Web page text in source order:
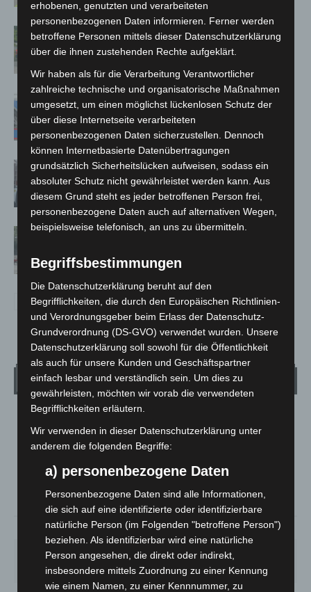
Region Hannover: 21 neue
Notfallsanitäter starten beim Roten
Mann läuft mit Hockeyschläger über
A7 – Polizei sucht Zeugen
Celle: Mensch stirbt bei Bagger-Unfall
auf Baustelle
Gasleitung bei McDonald’s-Umbau in
Wetter
13.9°C
°
90% 1m/s 84%
SA.
27°
SO.
34 °
MO.
27°
DI.
23° 20
erhobenen, genutzten und verarbeiteten
personenbezogenen Daten informieren. Ferner werden
betroffene Personen mittels dieser Datenschutzerklärung
über die ihnen zustehenden Rechte aufgeklärt.
Wir haben als für die Verarbeitung Verantwortlicher
zahlreiche technische und organisatorische Maßnahmen
umgesetzt, um einen möglichst lückenlosen Schutz der
über diese Internetseite verarbeiteten
personenbezogenen Daten sicherzustellen. Dennoch
können Internetbasierte Datenübertragungen
grundsätzlich Sicherheitslücken aufweisen, sodass ein
absoluter Schutz nicht gewährleistet werden kann. Aus
diesem Grund steht es jeder betroffenen Person frei,
personenbezogene Daten auch auf alternativen Wegen,
beispielsweise telefonisch, an uns zu übermitteln.
Begriffsbestimmungen
Die Datenschutzerklärung beruht auf den
Begrifflichkeiten, die durch den Europäischen Richtlinien-
und Verordnungsgeber beim Erlass der Datenschutz-
Grundverordnung (DS-GVO) verwendet wurden. Unsere
Datenschutzerklärung soll sowohl für die Öffentlichkeit
als auch für unsere Kunden und Geschäftspartner
einfach lesbar und verständlich sein. Um dies zu
gewährleisten, möchten wir vorab die verwendeten
Begrifflichkeiten erläutern.
Wir verwenden in dieser Datenschutzerklärung unter
anderem die folgenden Begriffe:
a) personenbezogene Daten
Personenbezogene Daten sind alle Informationen,
die sich auf eine identifizierte oder identifizierbare
natürliche Person (im Folgenden "betroffene Person")
beziehen. Als identifizierbar wird eine natürliche
Person angesehen, die direkt oder indirekt,
insbesondere mittels Zuordnung zu einer Kennung
wie einem Namen, zu einer Kennnummer, zu